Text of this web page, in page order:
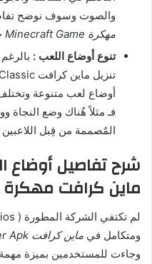
والصوت وسوف نوضح
مهكرة Minecraft Game
تنوع أوضاع اللعب :
أوضاع لعب متنوعة وتختلف
فـ مثلاً هٌناك وضع النجاة
المٌصممة من قِبل اللاعبين
شرح تفاصيل أوضاع
ماين كرافت مهكرة
ومتكامل في ماين كرافت Minecraft Launcher Apk للجوال
وجاءت للمستخدمين بميزة